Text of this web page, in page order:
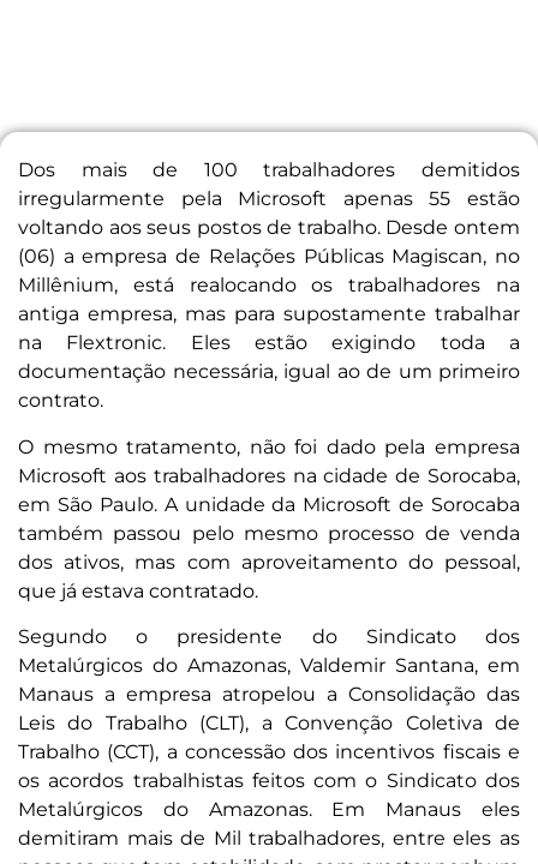
Dos mais de 100 trabalhadores demitidos
irregularmente pela Microsoft apenas 55 estão
voltando aos seus postos de trabalho. Desde ontem
(06) a empresa de Relações Públicas Magiscan, no
Millênium, está realocando os trabalhadores na
antiga empresa, mas para supostamente trabalhar
na Flextronic. Eles estão exigindo toda a
documentação necessária, igual ao de um primeiro
contrato.
O mesmo tratamento, não foi dado pela empresa
Microsoft aos trabalhadores na cidade de Sorocaba,
em São Paulo. A unidade da Microsoft de Sorocaba
também passou pelo mesmo processo de venda
dos ativos, mas com aproveitamento do pessoal,
que já estava contratado.
Segundo o presidente do Sindicato dos
Metalúrgicos do Amazonas, Valdemir Santana, em
Manaus a empresa atropelou a Consolidação das
Leis do Trabalho (CLT), a Convenção Coletiva de
Trabalho (CCT), a concessão dos incentivos fiscais e
os acordos trabalhistas feitos com o Sindicato dos
Metalúrgicos do Amazonas. Em Manaus eles
demitiram mais de Mil trabalhadores, entre eles as